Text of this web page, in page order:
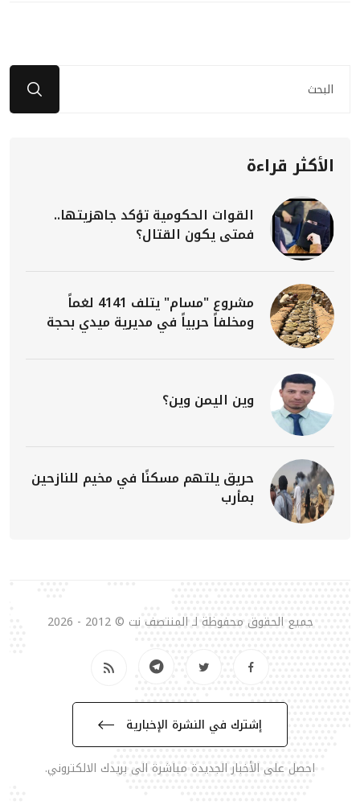
الأكثر قراءة
القوات الحكومية تؤكد جاهزيتها..
فمتى يكون القتال؟
مشروع "مسام" يتلف 4141 لغماً
ومخلفاً حربياً في مديرية ميدي بحجة
وين اليمن وين؟
حريق يلتهم مسكنًا في مخيم للنازحين
بمأرب
جميع الحقوق محفوظة لـ المنتصف نت © 2012 - 2026
إشترك في النشرة الإخبارية
احصل على الأخبار الجديدة مباشرة الى بريدك الالكتروني.